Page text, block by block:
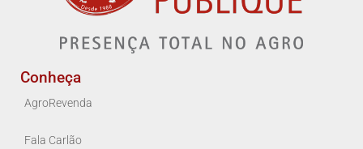
Conheça
AgroRevenda
Fala Carlão